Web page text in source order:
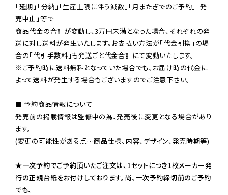
「延期」「分納」「生産上限に伴う減数」「月またぎでのご予約」「発
売中止」等で
商品代金の合計が変動し、3万円未満となった場合、それぞれの発
送に対し送料が発生いたします。お支払い方法が「代金引換」の場
※ご予約時に送料無料となっていた場合でも、お届け時の代金に
よって送料が発生する場合もございますのでご注意下さい。
■ 予約商品情報について
発売前の掲載情報は監修中の為、発売後に変更となる場合があり
ます。
(変更の可能性がある点…商品仕様、内容、デザイン、発売時期等)
★一次予約でご予約頂いたご注文は、1セットにつき1枚メーカー発
行の正規台紙をお付けしております。尚、一次予約締切前のご予約
でも、